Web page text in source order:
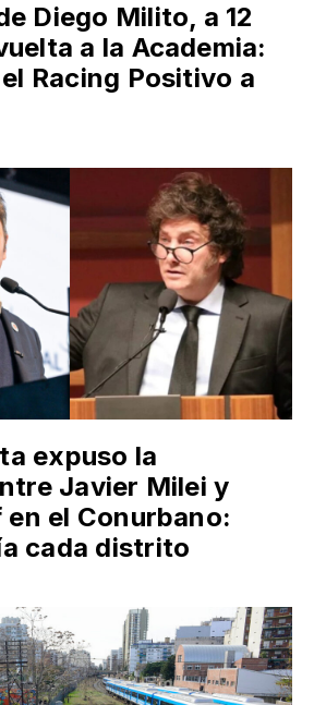
Diego Milito, a 12
a la Academia:
Racing Positivo a
expuso la
Javier Milei y
el Conurbano:
cada distrito